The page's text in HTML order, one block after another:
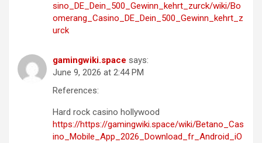
sino_DE_Dein_500_Gewinn_kehrt_zurck/wiki/Bo
omerang_Casino_DE_Dein_500_Gewinn_kehrt_z
urck
gamingwiki.space says:
June 9, 2026 at 2:44 PM
References:
Hard rock casino hollywood
https://https://gamingwiki.space/wiki/Betano_Cas
ino_Mobile_App_2026_Download_fr_Android_iO